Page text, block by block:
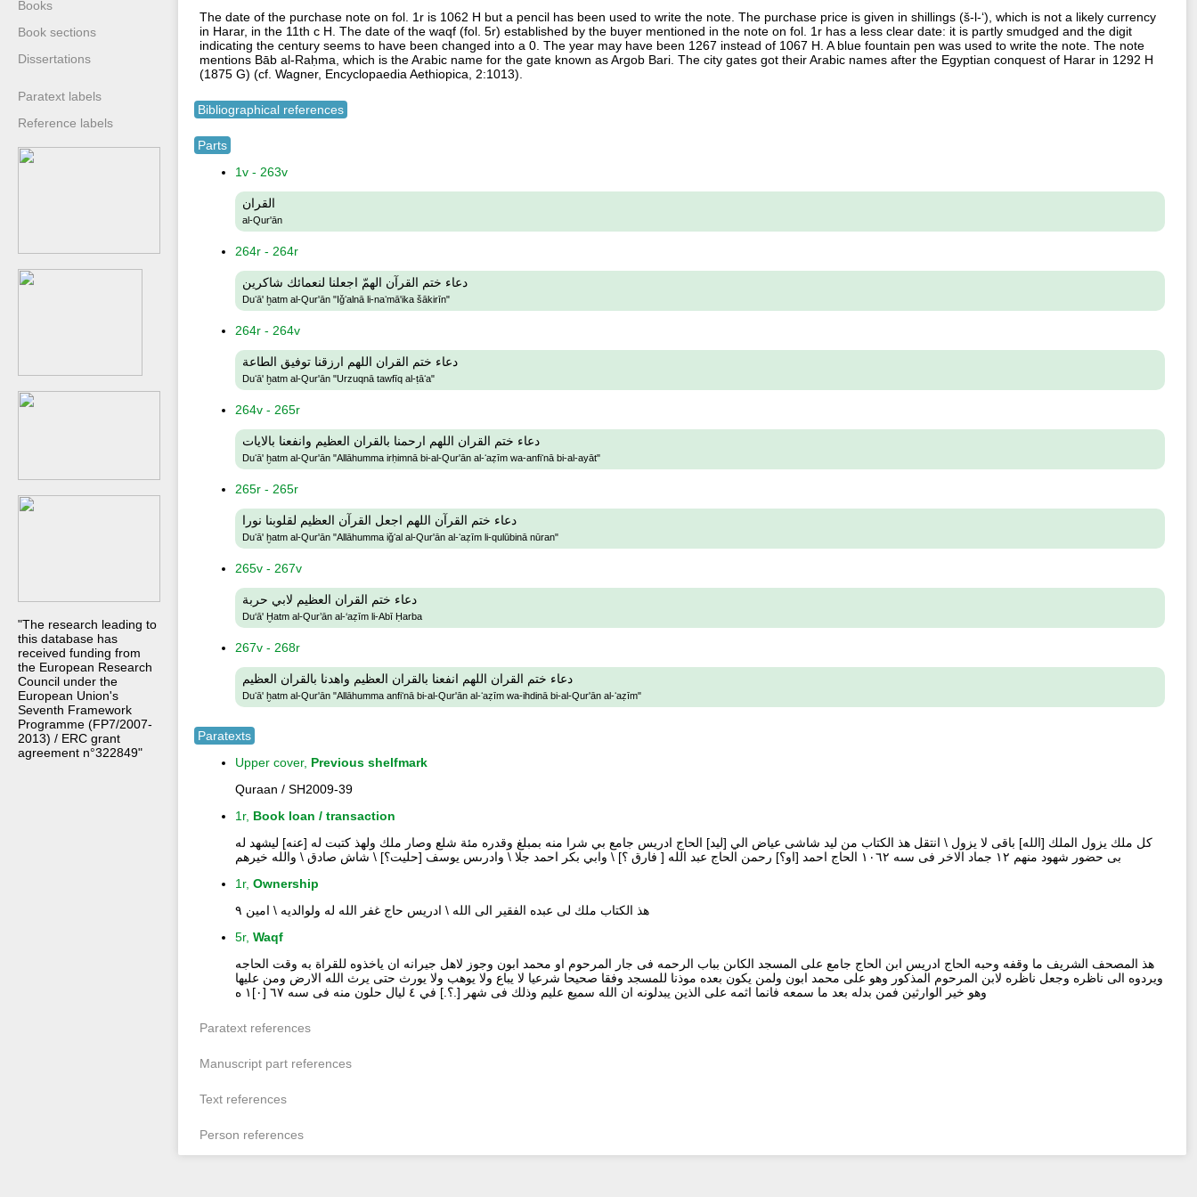
Books
Book sections
Dissertations
Paratext labels
Reference labels
"The research leading to
this database has
received funding from
the European Research
Council under the
European Union's
Seventh Framework
Programme (FP7/2007-
2013) / ERC grant
agreement n°322849"
The date of the purchase note on fol. 1r is 1062 H but a pencil has been used to write the note. The purchase price is given in shillings (š-l-ʻ), which is not a likely currency
in Harar, in the 11th c H. The date of the waqf (fol. 5r) established by the buyer mentioned in the note on fol. 1r has a less clear date: it is partly smudged and the digit
indicating the century seems to have been changed into a 0. The year may have been 1267 instead of 1067 H. A blue fountain pen was used to write the note. The note
mentions Bāb al-Raḥma, which is the Arabic name for the gate known as Argob Bari. The city gates got their Arabic names after the Egyptian conquest of Harar in 1292 H
(1875 G) (cf. Wagner, Encyclopaedia Aethiopica, 2:1013).
Bibliographical references
Parts
1v - 263v
القران
al-Qur'ān
264r - 264r
دعاء ختم القرآن الهمّ اجعلنا لنعمائك شاكرين
Duʻā' ḫatm al-Qur'ān "Iǧʻalnā li-naʻmā'ika šākirīn"
264r - 264v
دعاء ختم القران اللهم ارزقنا توفيق الطاعة
Duʻā' ḫatm al-Qur'ān "Urzuqnā tawfīq al-ṭāʻa"
264v - 265r
دعاء ختم القران اللهم ارحمنا بالقران العظيم وانفعنا بالايات
Duʻā' ḫatm al-Qur'ān "Allāhumma irḥimnā bi-al-Qur'ān al-ʻaẓīm wa-anfiʻnā bi-al-ayāt"
265r - 265r
دعاء ختم القرآن اللهم اجعل القرآن العظيم لقلوبنا نورا
Duʻā' ḫatm al-Qur'ān "Allāhumma iǧʻal al-Qur'ān al-ʻaẓīm li-qulūbinā nūran"
265v - 267v
دعاء ختم القران العظيم لابي حربة
Du‘ā' Ḫatm al-Qur’ān al-‘aẓīm li-Abī Ḥarba
267v - 268r
دعاء ختم القران اللهم انفعنا بالقران العظيم واهدنا بالقران العظيم
Duʻā' ḫatm al-Qur'ān "Allāhumma anfiʻnā bi-al-Qur'ān al-ʻaẓīm wa-ihdinā bi-al-Qur'ān al-ʻaẓīm"
Paratexts
Upper cover, Previous shelfmark
Quraan / SH2009-39
1r, Book loan / transaction
كل ملك يزول الملك [الله] باقى لا يزول \ انتقل هذ الكتاب من ليد شاشى عياض الي [ليد] الحاج ادريس جامع بي شرا منه بمبلغ وقدره مئة شلع وصار ملك ولهذ كتبت له [عنه] ليشهد له
بى حضور شهود منهم ١٢ جماد الاخر فى سىه ١٠٦٢ الحاج احمد [او؟] رحمن الحاج عبد الله [ فارق ؟] \ وابي بكر احمد جلا \ وادرىس يوسف [حليت؟] \ شاش صادق \ والله خيرهم
1r, Ownership
هذ الكتاب ملك لى عبده الفقير الى الله \ ادريس حاج غفر الله له ولوالديه \ امين ٩
5r, Waqf
هذ المصحف الشريف ما وقفه وحبه الحاج ادريس ابن الحاج جامع على المسجد الكاىن بباب الرحمه فى جار المرحوم او محمد ابون وجوز لاهل جيرانه ان ياخذوه للقراة به وقت الحاجه
ويردوه الى ناظره وجعل ناظره لابن المرحوم المذكور وهو على محمد ابون ولمن يكون بعده موذنا للمسجد وفقا صحيحا شرعيا لا يباع ولا يوهب ولا يورث حتى يرث الله الارض ومن عليها
وهو خير الوارثين فمن بدله بعد ما سمعه فانما اثمه على الذين يبدلونه ان الله سميع عليم وذلك فى شهر [.؟.] في ٤ ليال حلون منه فى سىه ٦٧ [٠]١ ه
Paratext references
Manuscript part references
Text references
Person references